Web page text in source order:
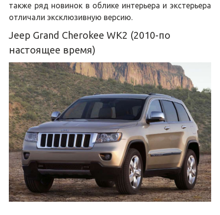
также ряд новинок в облике интерьера и экстерьера
отличали эксклюзивную версию.
Jeep Grand Cherokee WK2 (2010-по
настоящее время)